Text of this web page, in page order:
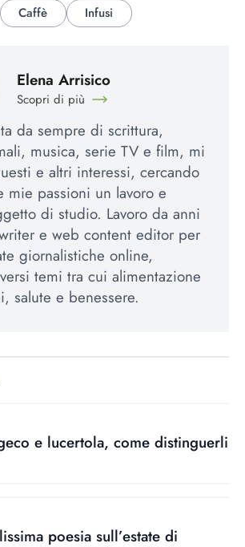
Caffè
Infusi
Elena Arrisico
Scopri di più
da sempre di scrittura,
musica, serie TV e film, mi
e altri interessi, cercando
mie passioni un lavoro e
di studio. Lavoro da anni
e web content editor per
giornalistiche online,
temi tra cui alimentazione
salute e benessere.
e lucertola, come distinguerli
poesia sull’estate di